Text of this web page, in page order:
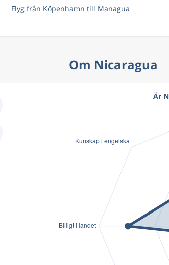
Flyg från Köpenhamn till Managua
Om Nicaragua
Är